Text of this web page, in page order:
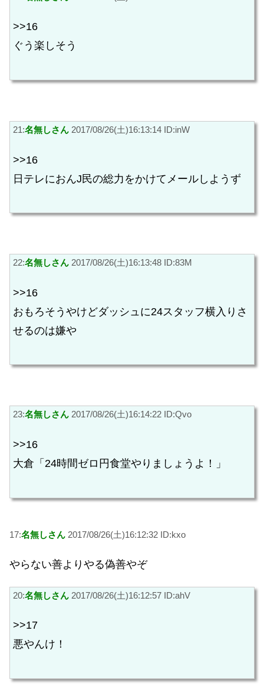
>>16
ぐう楽しそう
21:名無しさん 2017/08/26(土)16:13:14 ID:inW
>>16
日テレにおんJ民の総力をかけてメールしようず
22:名無しさん 2017/08/26(土)16:13:48 ID:83M
>>16
おもろそうやけどダッシュに24スタッフ横入りさ
せるのは嫌や
23:名無しさん 2017/08/26(土)16:14:22 ID:Qvo
>>16
大倉「24時間ゼロ円食堂やりましょうよ！」
17:名無しさん 2017/08/26(土)16:12:32 ID:kxo
やらない善よりやる偽善やぞ
20:名無しさん 2017/08/26(土)16:12:57 ID:ahV
>>17
悪やんけ！